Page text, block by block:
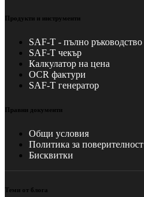
Продукти и инструменти
SAF-T - пълно ръководство
SAF-T чекър
Калкулатор на цена
OCR фактури
SAF-T генератор
Правни документи
Общи условия
Политика за поверителност
Бисквитки
Теми от блога